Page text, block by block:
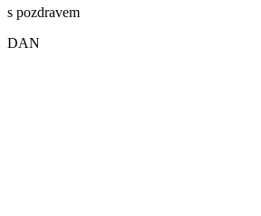
s pozdravem
DAN